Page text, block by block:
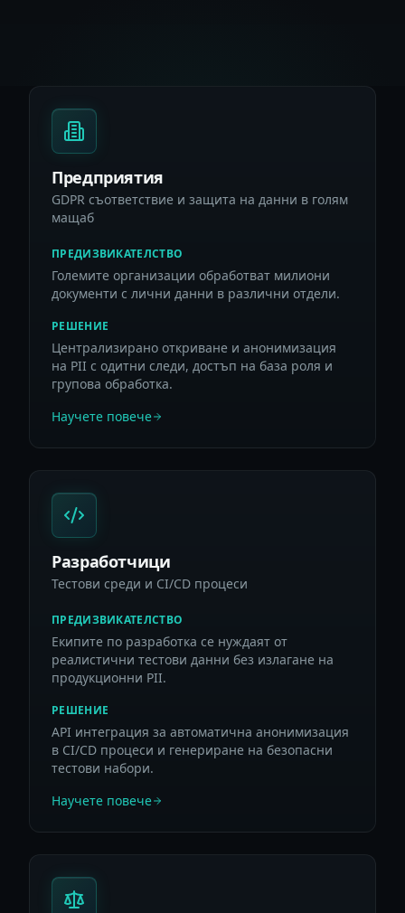
Предприятия
GDPR съответствие и защита на данни в голям
мащаб
ПРЕДИЗВИКАТЕЛСТВО
Големите организации обработват милиони
документи с лични данни в различни отдели.
РЕШЕНИЕ
Централизирано откриване и анонимизация
на PII с одитни следи, достъп на база роля и
групова обработка.
Научете повече
Разработчици
Тестови среди и CI/CD процеси
ПРЕДИЗВИКАТЕЛСТВО
Екипите по разработка се нуждаят от
реалистични тестови данни без излагане на
продукционни PII.
РЕШЕНИЕ
API интеграция за автоматична анонимизация
в CI/CD процеси и генериране на безопасни
тестови набори.
Научете повече